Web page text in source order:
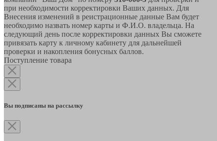
при необходимости корректировки Ваших данных. Для
Внесения изменений в реистрационные данные Вам будет
необходимо назвать номер карты и Ф.И.О. владельца. На
следующий день после корректировки данных Вы сможете
привязать карту к личному кабинету для дальнейшей
проверки и накопления бонусных баллов.
Поступление товара
Вы подписаны на рассылку